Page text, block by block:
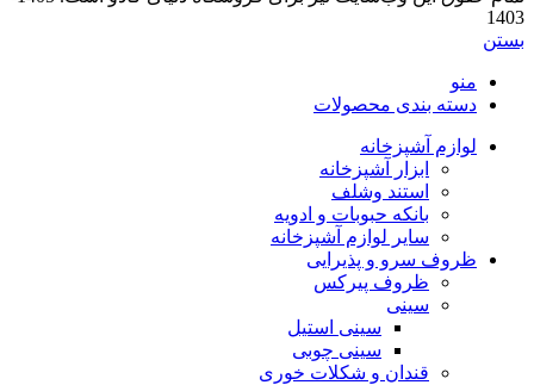
منو
دسته بندی محصولات
لوازم آشپزخانه
ابزار آشپزخانه
استند وشلف
بانکه حبوبات و ادویه
سایر لوازم آشپزخانه
ظروف سرو و پذیرایی
ظروف پیرکس
سینی
سینی استیل
سینی چوبی
قندان و شکلات خوری